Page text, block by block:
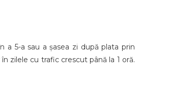
5-a sau a șasea zi după plata prin
zilele cu trafic crescut până la 1 oră.